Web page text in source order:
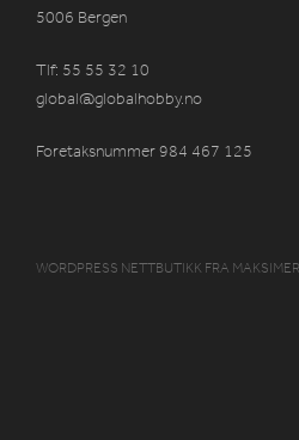
5006 Bergen
Tlf: 55 55 32 10
global@globalhobby.no
Foretaksnummer 984 467 125
WORDPRESS NETTBUTIKK FRA MAKSIMER